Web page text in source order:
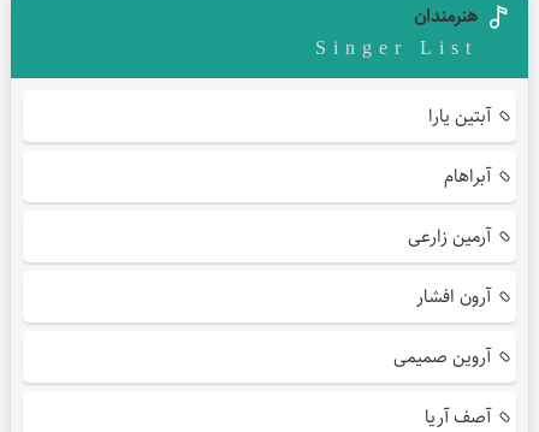
هنرمندان
Singer List
آبتین یارا
آبراهام
آرمین زارعی
آرون افشار
آروین صمیمی
آصف آریا